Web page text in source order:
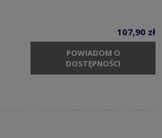
107,90 zł
POWIADOM O
DOSTĘPNOŚCI